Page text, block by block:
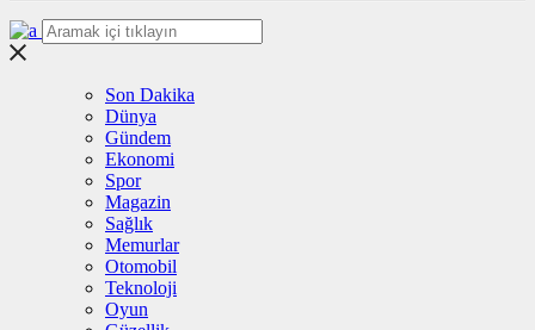
Son Dakika
Dünya
Gündem
Ekonomi
Spor
Magazin
Sağlık
Memurlar
Otomobil
Teknoloji
Oyun